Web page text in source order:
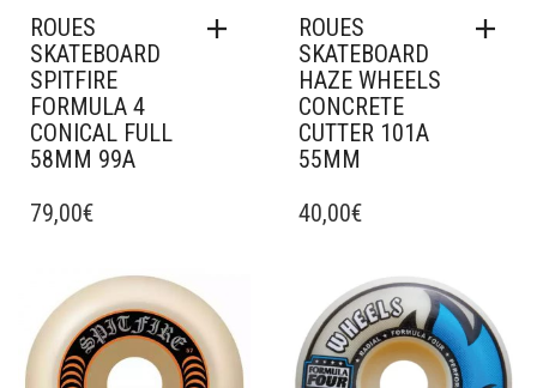
ROUES
SKATEBOARD
SPITFIRE
FORMULA 4
CONICAL FULL
58MM 99A
79,00€
ROUES
SKATEBOARD
HAZE WHEELS
CONCRETE
CUTTER 101A
55MM
40,00€
Ajouter à mes favoris Ajouter à mes favoris